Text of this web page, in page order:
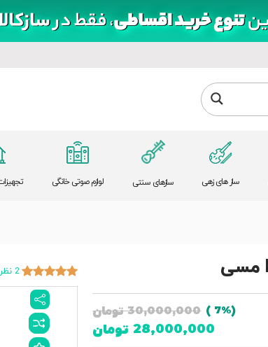
ساز های زهی سازهای سنتی لوازم صوتی خانگی
30,000,000 تومان (7% )
28,000,000 تومان
2 نظر